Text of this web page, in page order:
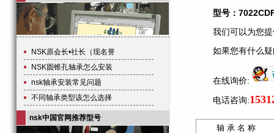
型号：
我们可以为您
如果您有什么
在线询价:
电话咨询:
轴 承 名 称
NSK原会长•社长（现名誉
NSK圆锥孔轴承怎么安装
nsk轴承安装常见问题
不同轴承类型该怎么选择
nsk中国官网推荐型号